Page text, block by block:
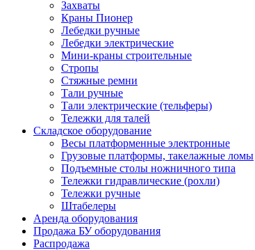
Захваты
Краны Пионер
Лебедки ручные
Лебедки электрические
Мини-краны строительные
Стропы
Стяжные ремни
Тали ручные
Тали электрические (тельферы)
Тележки для талей
Складское оборудование
Весы платформенные электронные
Грузовые платформы, такелажные ломы
Подъемные столы ножничного типа
Тележки гидравлические (рохли)
Тележки ручные
Штабелеры
Аренда оборудования
Продажа БУ оборудования
Распродажа